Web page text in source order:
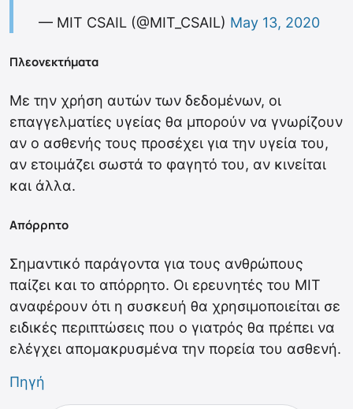
— MIT CSAIL (@MIT_CSAIL) May 13, 2020
Πλεονεκτήματα
Με την χρήση αυτών των δεδομένων, οι
επαγγελματίες υγείας θα μπορούν να γνωρίζουν
αν ο ασθενής τους προσέχει για την υγεία του,
αν ετοιμάζει σωστά το φαγητό του, αν κινείται
και άλλα.
Απόρρητο
Σημαντικό παράγοντα για τους ανθρώπους
παίζει και το απόρρητο. Οι ερευνητές του MIT
αναφέρουν ότι η συσκευή θα χρησιμοποιείται σε
ειδικές περιπτώσεις που ο γιατρός θα πρέπει να
ελέγχει απομακρυσμένα την πορεία του ασθενή.
Πηγή